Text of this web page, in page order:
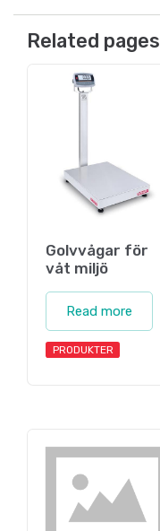
Related pages
Golvvågar för
våt miljö
Read more
PRODUKTER